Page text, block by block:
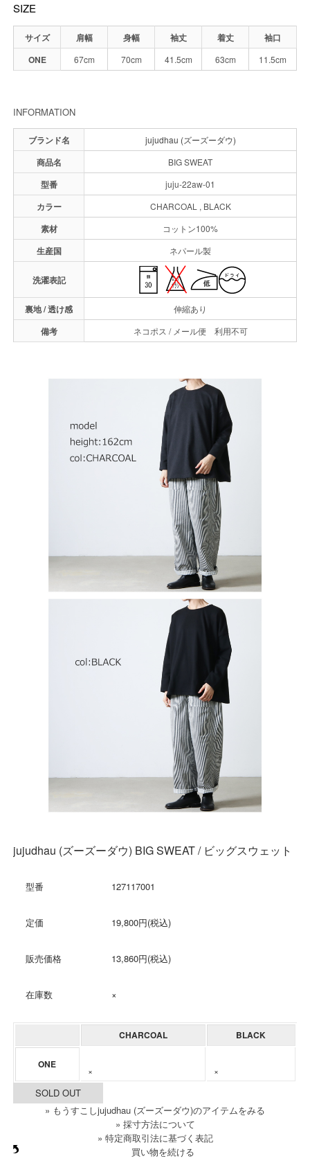
SIZE
サイズ 肩幅 身幅 袖丈 着丈
袖口
ONE
67cm 70cm 41.5cm 63cm 11.5cm
INFORMATION
ブランド名 jujudhau (ズーズーダウ)
商品名 BIG SWEAT
型番 juju-22aw-01
カラー CHARCOAL , BLACK
素材 コットン100%
生産国 ネパール製
洗濯表記
裏地 / 透け感 伸縮あり
備考 ネコポス / メール便 利用不可
jujudhau (ズーズーダウ) BIG SWEAT / ビッグスウェット
型番 127117001
定価 19,800円(税込)
販売価格 13,860円(税込)
在庫数 ×
» 採寸方法について
» 特定商取引法に基づく表記
買い物を続ける
CHARCOAL BLACK
ONE
× ×
SOLD OUT
» もうすこしjujudhau (ズーズーダウ)のアイテムをみる